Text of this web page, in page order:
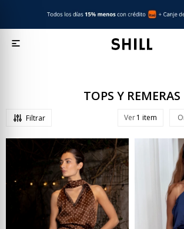

TOPS Y REMERAS
Ver